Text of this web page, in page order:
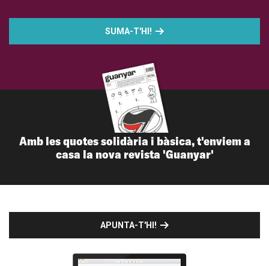
SUMA-T'HI!
Amb les quotes solidària i bàsica, t'enviem a
casa la nova revista 'Guanyar'
APUNTA-T'HI!